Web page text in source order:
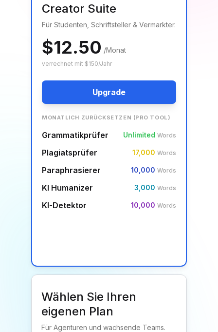
Creator Suite
Für Studenten, Schriftsteller & Vermarkter.
$12.50 /Monat
verrechnet mit $150/Jahr
Upgrade
MONATLICH ZURÜCKSETZEN (PRO TOOL)
Grammatikprüfer Unlimited Words
Plagiatsprüfer 17,000 Words
Paraphrasierer 10,000 Words
KI Humanizer 3,000 Words
KI-Detektor 10,000 Words
Wählen Sie Ihren
eigenen Plan
Für Agenturen und wachsende Teams.